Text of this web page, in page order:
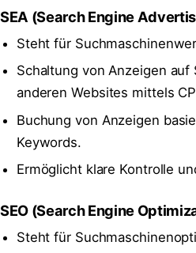
SEA (Search Engine
Steht für
Schaltung von Anzeigen
anderen Websites mittels
Buchung von Anzeigen
Keywords.
Ermöglicht klare Kontrolle
SEO (Search Engine
Steht für